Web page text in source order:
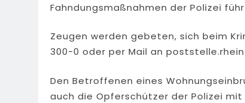
Fahndungsmaßnahmen der Polizei
Zeugen werden gebeten, sich beim
300-0 oder per Mail an
Den Betroffenen eines
auch die Opferschützer der Polizei